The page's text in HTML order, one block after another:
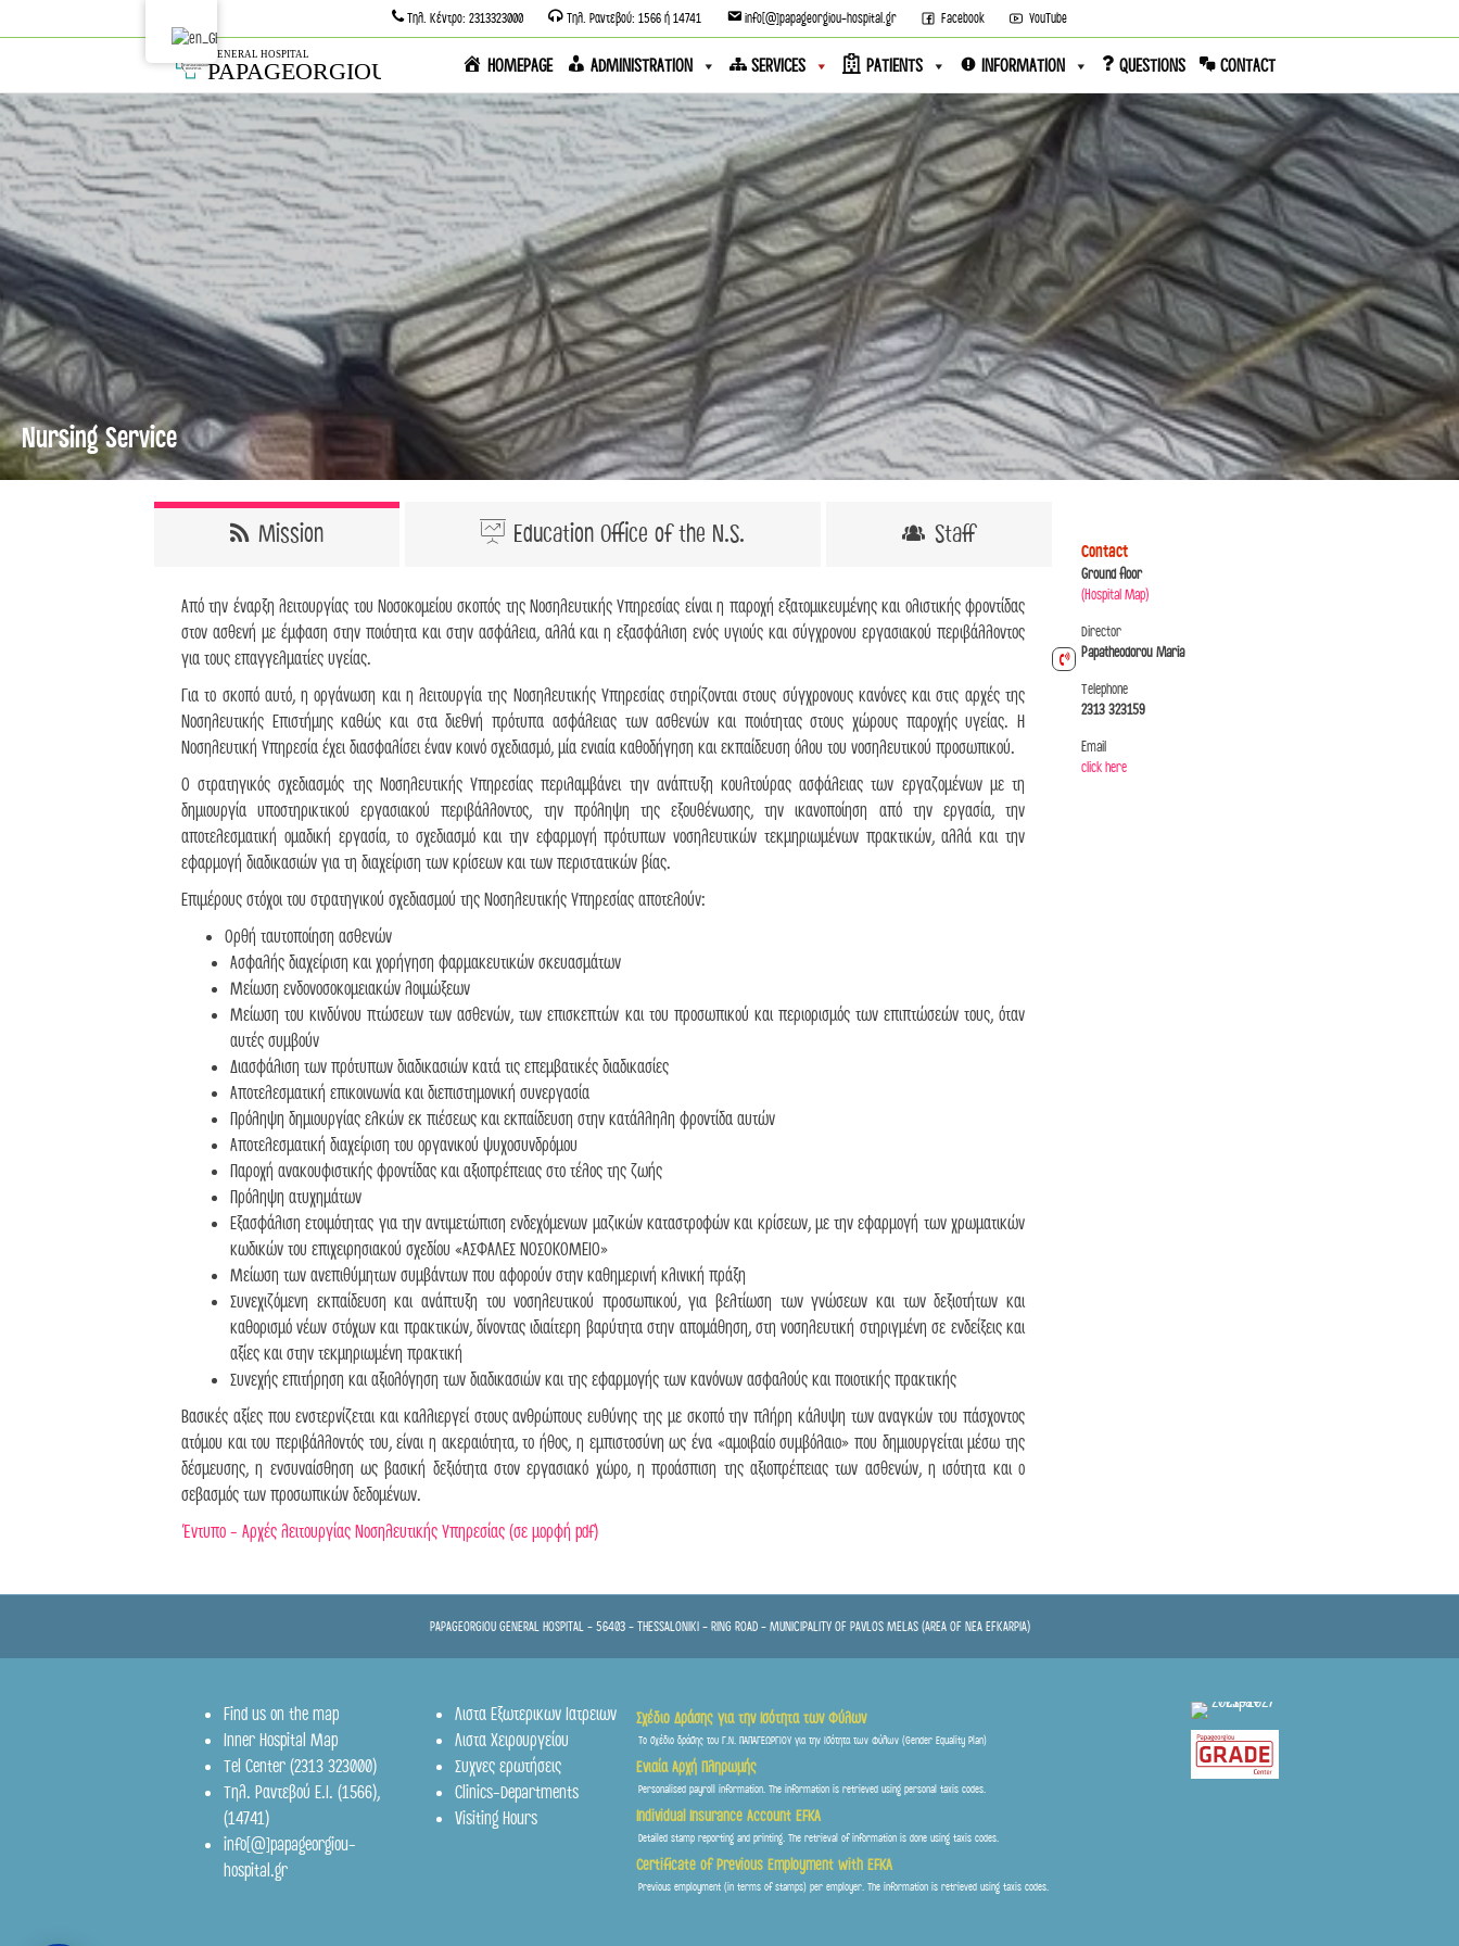
Τηλ. Κέντρο: 2313323000 Τηλ. Ραντεβού: 1566 ή 14741 info[@]papageorgiou-hospital.gr Facebook YouTube
HOMEPAGE ADMINISTRATION SERVICES PATIENTS INFORMATION QUESTIONS CONTACT
Nursing Service
Mission Education Office of the N.S. Staff
Από την έναρξη λειτουργίας του Νοσοκομείου σκοπός της Νοσηλευτικής Υπηρεσίας είναι η παροχή εξατομικευμένης και ολιστικής φροντίδας
στον ασθενή με έμφαση στην ποιότητα και στην ασφάλεια, αλλά και η εξασφάλιση ενός υγιούς και σύγχρονου εργασιακού περιβάλλοντος
για τους επαγγελματίες υγείας.
Για το σκοπό αυτό, η οργάνωση και η λειτουργία της Νοσηλευτικής Υπηρεσίας στηρίζονται στους σύγχρονους κανόνες και στις αρχές της
Νοσηλευτικής Επιστήμης καθώς και στα διεθνή πρότυπα ασφάλειας των ασθενών και ποιότητας στους χώρους παροχής υγείας. Η
Νοσηλευτική Υπηρεσία έχει διασφαλίσει έναν κοινό σχεδιασμό, μία ενιαία καθοδήγηση και εκπαίδευση όλου του νοσηλευτικού προσωπικού.
Ο στρατηγικός σχεδιασμός της Νοσηλευτικής Υπηρεσίας περιλαμβάνει την ανάπτυξη κουλτούρας ασφάλειας των εργαζομένων με τη
δημιουργία υποστηρικτικού εργασιακού περιβάλλοντος, την πρόληψη της εξουθένωσης, την ικανοποίηση από την εργασία, την
αποτελεσματική ομαδική εργασία, το σχεδιασμό και την εφαρμογή πρότυπων νοσηλευτικών τεκμηριωμένων πρακτικών, αλλά και την
εφαρμογή διαδικασιών για τη διαχείριση των κρίσεων και των περιστατικών βίας.
Επιμέρους στόχοι του στρατηγικού σχεδιασμού της Νοσηλευτικής Υπηρεσίας αποτελούν:
Ορθή ταυτοποίηση ασθενών
Ασφαλής διαχείριση και χορήγηση φαρμακευτικών σκευασμάτων
Μείωση ενδονοσοκομειακών λοιμώξεων
Μείωση του κινδύνου πτώσεων των ασθενών, των επισκεπτών και του προσωπικού και περιορισμός των επιπτώσεών τους, όταν
αυτές συμβούν
Διασφάλιση των πρότυπων διαδικασιών κατά τις επεμβατικές διαδικασίες
Αποτελεσματική επικοινωνία και διεπιστημονική συνεργασία
Πρόληψη δημιουργίας ελκών εκ πιέσεως και εκπαίδευση στην κατάλληλη φροντίδα αυτών
Αποτελεσματική διαχείριση του οργανικού ψυχοσυνδρόμου
Παροχή ανακουφιστικής φροντίδας και αξιοπρέπειας στο τέλος της ζωής
Πρόληψη ατυχημάτων
Εξασφάλιση ετοιμότητας για την αντιμετώπιση ενδεχόμενων μαζικών καταστροφών και κρίσεων, με την εφαρμογή των χρωματικών
κωδικών του επιχειρησιακού σχεδίου «ΑΣΦΑΛΕΣ ΝΟΣΟΚΟΜΕΙΟ»
Μείωση των ανεπιθύμητων συμβάντων που αφορούν στην καθημερινή κλινική πράξη
Συνεχιζόμενη εκπαίδευση και ανάπτυξη του νοσηλευτικού προσωπικού, για βελτίωση των γνώσεων και των δεξιοτήτων και
καθορισμό νέων στόχων και πρακτικών, δίνοντας ιδιαίτερη βαρύτητα στην απομάθηση, στη νοσηλευτική στηριγμένη σε ενδείξεις και
αξίες και στην τεκμηριωμένη πρακτική
Συνεχής επιτήρηση και αξιολόγηση των διαδικασιών και της εφαρμογής των κανόνων ασφαλούς και ποιοτικής πρακτικής
Βασικές αξίες που ενστερνίζεται και καλλιεργεί στους ανθρώπους ευθύνης της με σκοπό την πλήρη κάλυψη των αναγκών του πάσχοντος
ατόμου και του περιβάλλοντός του, είναι η ακεραιότητα, το ήθος, η εμπιστοσύνη ως ένα «αμοιβαίο συμβόλαιο» που δημιουργείται μέσω της
δέσμευσης, η ενσυναίσθηση ως βασική δεξιότητα στον εργασιακό χώρο, η προάσπιση της αξιοπρέπειας των ασθενών, η ισότητα και ο
σεβασμός των προσωπικών δεδομένων.
Έντυπο - Αρχές λειτουργίας Νοσηλευτικής Υπηρεσίας (σε μορφή pdf)
Contact
Ground floor
(Hospital Map)
Director
Papatheodorou Maria
Telephone
2313 323159
Email
click here
PAPAGEORGIOU GENERAL HOSPITAL - 56403 - THESSALONIKI - RING ROAD - MUNICIPALITY OF PAVLOS MELAS (AREA OF NEA EFKARPIA)
Find us on the map
Inner Hospital Map
Tel Center (2313 323000)
Τηλ. Ραντεβού Ε.Ι.(1566),
(14741)
info[@]papageorgiou-
hospital.gr
Λιστα Εξωτερικων Ιατρειων
Λιστα Χειρουργείου
Συχνες ερωτήσεις
Clinics-Departments
Visiting Hours
Σχέδιο Δράσης για την Ισότητα των Φύλων
Το σχέδιο δράσης του Γ.Ν. ΠΑΠΑΓΕΩΡΓΙΟΥ για την Ισότητα των Φύλων (Gender Equality Plan)
Ενιαία Αρχή Πληρωμής
Personalised payroll information. The information is retrieved using personal taxis codes.
Individual Insurance Account EFKA
Detailed stamp reporting and printing. The retrieval of information is done using taxis codes.
Certificate of Previous Employment with EFKA
Previous employment (in terms of stamps) per employer. The information is retrieved using taxis codes.